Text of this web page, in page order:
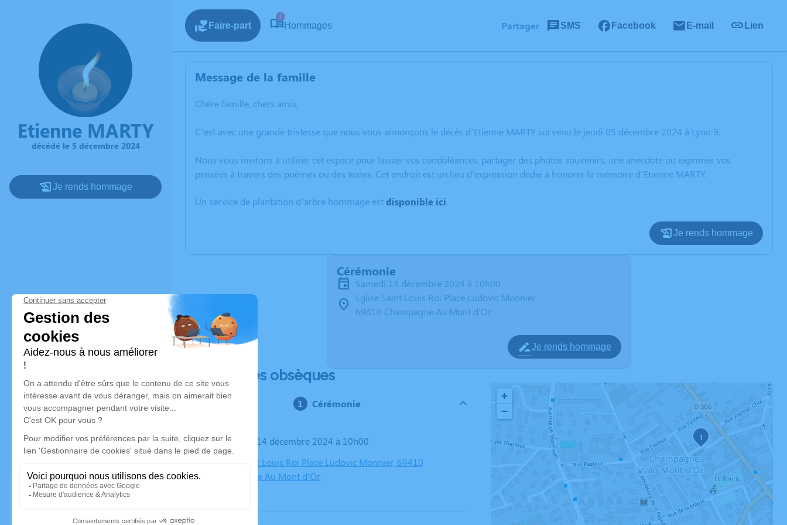
Etienne MARTY
décédé le 5 décembre 2024
Je rends hommage
Faire-part
1
Hommages Partager SMS Facebook E-mail Lien
Message de la famille
Chère famille, chers amis,
C’est avec une grande tristesse que nous vous annonçons le décès d’Etienne MARTY survenu le jeudi 05 décembre 2024 à Lyon 9.
Nous vous invitons à utiliser cet espace pour laisser vos condoléances, partager des photos souvenirs, une anecdote ou exprimer vos
pensées à travers des poèmes ou des textes. Cet endroit est un lieu d'expression dédié à honorer la mémoire d’Etienne MARTY.
Un service de plantation d’arbre hommage estdisponible ici.
Je rends hommage
Cérémonie
samedi 14 décembre 2024 à 10h00
Eglise Saint Louis Roi Place Ludovic Monnier
69410 Champagne Au Mont d'Or
Je rends hommage
Déroulé des obsèques
Cérémonie
Le samedi 14 décembre 2024 à 10h00
Eglise Saint Louis Roi Place Ludovic Monnier, 69410
Champagne Au Mont d'Or
1
+
−